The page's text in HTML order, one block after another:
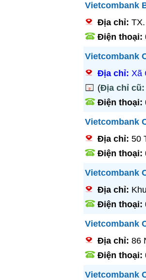
Vietcombank
Địa chỉ:
Điện thoại:
Vietcombank
Địa chỉ: Xã
(Địa chỉ cũ:
Điện thoại:
Vietcombank
Địa chỉ: 50
Điện thoại:
Vietcombank
Địa chỉ:
Điện thoại:
Vietcombank
Địa chỉ: 86
Điện thoại:
Vietcombank